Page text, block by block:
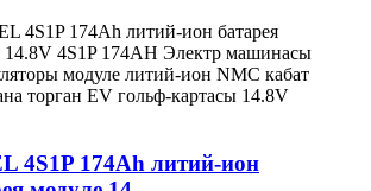
4S1P 174Ah литий-ион